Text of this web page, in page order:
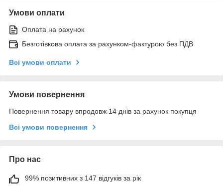
Умови оплати
Оплата на рахунок
Безготівкова оплата за рахунком-фактурою без ПДВ
Всі умови оплати
Умови повернення
Повернення товару впродовж 14 днів за рахунок покупця
Всі умови повернення
Про нас
99% позитивних з 147 відгуків за рік